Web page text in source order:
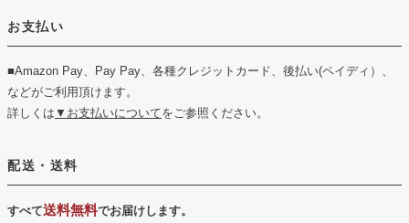
お支払い
■Amazon Pay、Pay Pay、各種クレジットカード、後払い(ペイディ）、
などがご利用頂けます。
詳しくは ▼お支払いについてをご参照ください。
配送・送料
すべて送料無料でお届けします。